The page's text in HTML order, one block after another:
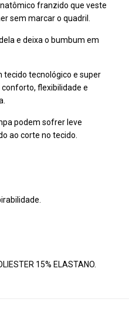
franzido que veste
sem marcar o quadril.
e deixa o bumbum em
tecido tecnológico e super
flexibilidade e
podem sofrer leve
ao corte no tecido.
15% ELASTANO.